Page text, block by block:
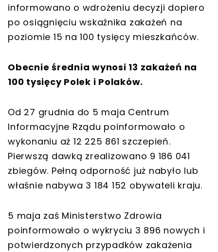
informowano o wdrożeniu decyzji dopiero
po osiągnięciu wskaźnika zakażeń na
poziomie 15 na 100 tysięcy mieszkańców.
Obecnie średnia wynosi 13 zakażeń na
100 tysięcy Polek i Polaków.
Od 27 grudnia do 5 maja Centrum
Informacyjne Rządu poinformowało o
wykonaniu aż 12 225 861 szczepień.
Pierwszą dawką zrealizowano 9 186 041
zbiegów. Pełną odporność już nabyło lub
właśnie nabywa 3 184 152 obywateli kraju.
5 maja zaś Ministerstwo Zdrowia
poinformowało o wykryciu 3 896 nowych i
potwierdzonych przypadków zakażenia